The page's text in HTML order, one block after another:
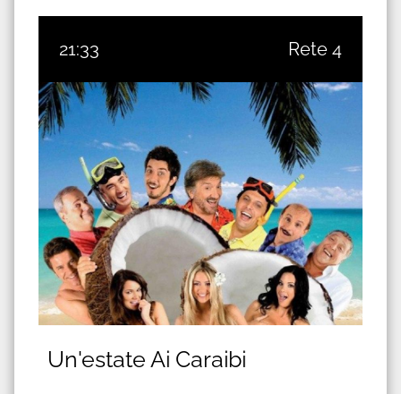
21:33 Rete 4
Un'estate Ai Caraibi